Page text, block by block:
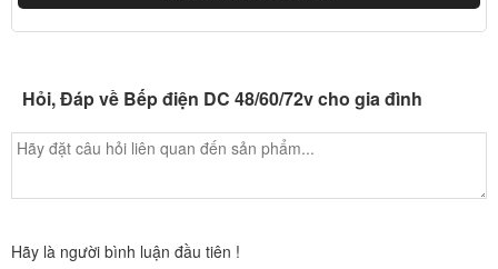
Hỏi, Đáp về Bếp điện DC 48/60/72v cho gia đình
Hãy là người bình luận đầu tiên !